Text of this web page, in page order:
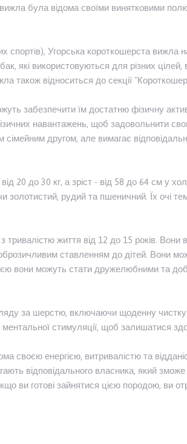
була відома своїми винятковими
спортів), Угорська короткошерста вижла
які використовуються для різних
також відноситься до секції
забезпечити їм достатню фізичну
навантажень, щоб задовольнити
другом, але вимагає
20 до 30 кг, а зріст - від 58 до 64 см у
золотистий, рудий та пшеничний. Їх очі
життя від 12 до 15 років. Вони
ставленням до дітей. Вони
вони можуть стати дружелюбними та
за шерстю, включаючи щоденну чистку
ментальної стимуляції, щоб залишатися
своєю енергією, витривалістю та
відповідального власника, який зможе
ви готові зайнятися цією породою, ви